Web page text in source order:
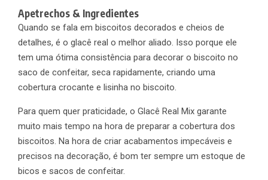
Apetrechos & Ingredientes
Quando se fala em biscoitos decorados e cheios de
detalhes, é o glacê real o melhor aliado. Isso porque ele
tem uma ótima consistência para decorar o biscoito no
saco de confeitar, seca rapidamente, criando uma
cobertura crocante e lisinha no biscoito.
Para quem quer praticidade, o Glacê Real Mix garante
muito mais tempo na hora de preparar a cobertura dos
biscoitos. Na hora de criar acabamentos impecáveis e
precisos na decoração, é bom ter sempre um estoque de
bicos e sacos de confeitar.